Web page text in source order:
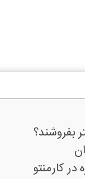
بفروشند؟
کارمنتو